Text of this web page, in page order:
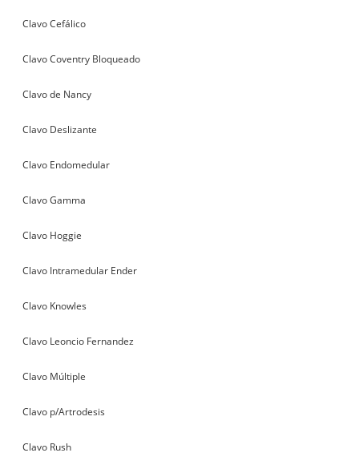
Clavo Cefálico
Clavo Coventry Bloqueado
Clavo de Nancy
Clavo Deslizante
Clavo Endomedular
Clavo Gamma
Clavo Hoggie
Clavo Intramedular Ender
Clavo Knowles
Clavo Leoncio Fernandez
Clavo Múltiple
Clavo p/Artrodesis
Clavo Rush